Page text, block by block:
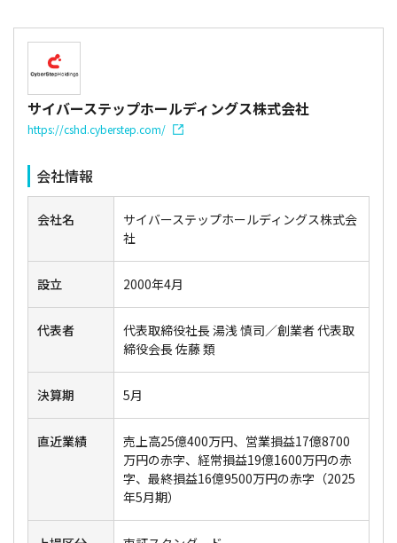
サイバーステップホールディングス株式会社
https://cshd.cyberstep.com/
会社情報
会社名
サイバーステップホールディングス株式会
社
設立 2000年4月
代表者
代表取締役社長 湯浅 慎司／創業者 代表取
締役会長 佐藤 類
決算期 5月
直近業績
売上高25億400万円、営業損益17億8700
万円の赤字、経常損益19億1600万円の赤
字、最終損益16億9500万円の赤字（2025
年5月期）